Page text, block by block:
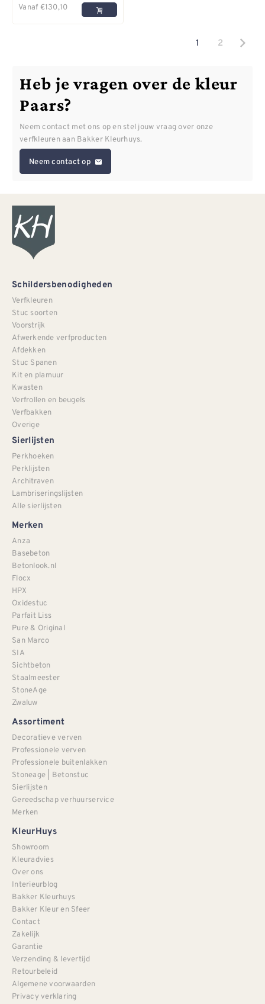
Vanaf €130,10
1 2
Heb je vragen over de kleur
Paars?
Neem contact met ons op en stel jouw vraag over onze
verfkleuren aan Bakker Kleurhuys.
Neem contact op
Schildersbenodigheden
Verfkleuren
Stuc soorten
Voorstrijk
Afwerkende verfproducten
Afdekken
Stuc Spanen
Kit en plamuur
Kwasten
Verfrollen en beugels
Verfbakken
Overige
Sierlijsten
Perkhoeken
Perklijsten
Architraven
Lambriseringslijsten
Alle sierlijsten
Merken
Anza
Basebeton
Betonlook.nl
Flocx
HPX
Oxidestuc
Parfait Liss
Pure & Original
San Marco
SIA
Sichtbeton
Staalmeester
StoneAge
Zwaluw
Assortiment
Decoratieve verven
Professionele verven
Professionele buitenlakken
Stoneage | Betonstuc
Sierlijsten
Gereedschap verhuurservice
Merken
KleurHuys
Showroom
Kleuradvies
Over ons
Interieurblog
Bakker Kleurhuys
Bakker Kleur en Sfeer
Contact
Zakelijk
Garantie
Verzending & levertijd
Retourbeleid
Algemene voorwaarden
Privacy verklaring